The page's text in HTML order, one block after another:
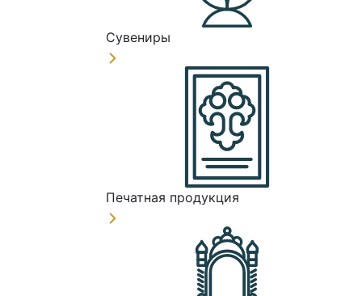
Сувениры
Печатная продукция